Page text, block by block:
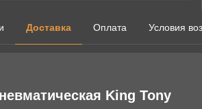
Доставка Оплата Условия
King Tony